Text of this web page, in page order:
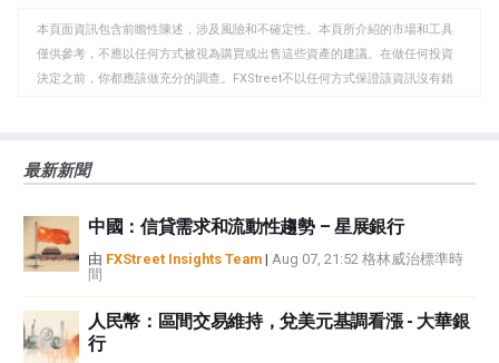
板
本頁面資訊包含前瞻性陳述，涉及風險和不確定性。本頁所介紹的市場和工具
僅供參考，不應以任何方式被視為購買或出售這些資產的建議。在做任何投資
決定之前，你都應該做充分的調查。FXStreet不以任何方式保證該資訊沒有錯
觀點，並不代表FXStreet或其廣告商的官方政策或立場。作者不對本頁連結的
如果文章正文中沒有明確提到，在撰寫本文時，作者在本文中提到的任何股票
中都沒有頭寸，也沒有與文中提到的任何公司有業務關係。除了FXStreet，作
者沒有收到撰寫這篇文章的報酬。
FXStreet和作者不提供個性化的建議。作者對該資訊的準確性、完整性或適用
性不作任何陳述。FXStreet和作者將不承擔任何錯誤，遺漏或任何損失，傷害
或損害由此資訊及其顯示或使用引起的。錯誤和遺漏除外。本文作者和
最新新聞
中國：信貸需求和流動性趨勢 – 星展銀行
由 FXStreet Insights Team | Aug 07, 21:52 格林威治標準時
間
人民幣：區間交易維持，兌美元基調看漲 - 大華銀
行